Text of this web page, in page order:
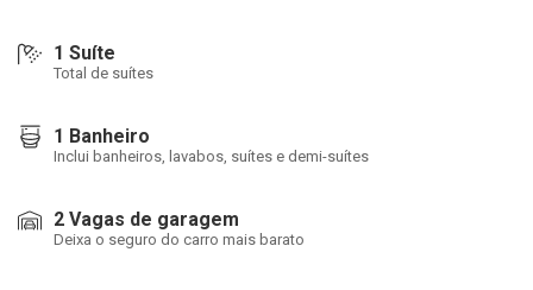
1 Suíte
Total de suítes
1 Banheiro
Inclui banheiros, lavabos, suítes e demi-suítes
2 Vagas de garagem
Deixa o seguro do carro mais barato